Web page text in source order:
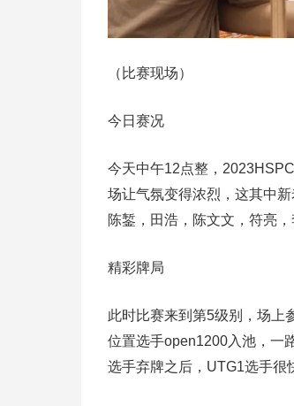
（比赛现场）
今日赛况
今天中午12点整，
场让气氛变得浓烈，这其中
陈錾，田浩，陈文文，符亮
精彩牌局
此时比赛来到第5级别，场上
位置选手open1200入池，一
选手弃牌之后，UTG1选手很